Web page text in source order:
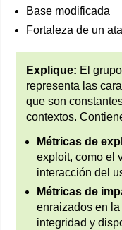
Base modificada
Fortaleza de un
Explique: El
representa las
que son
contextos.
Métricas de
exploit, como el
interacción del
Métricas de
enraizados en
integridad y